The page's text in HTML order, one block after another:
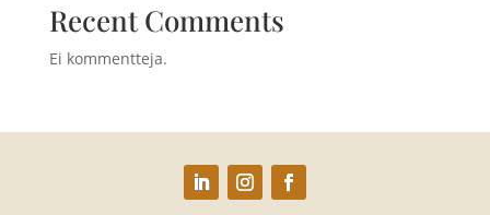
Recent Comments
Ei kommentteja.